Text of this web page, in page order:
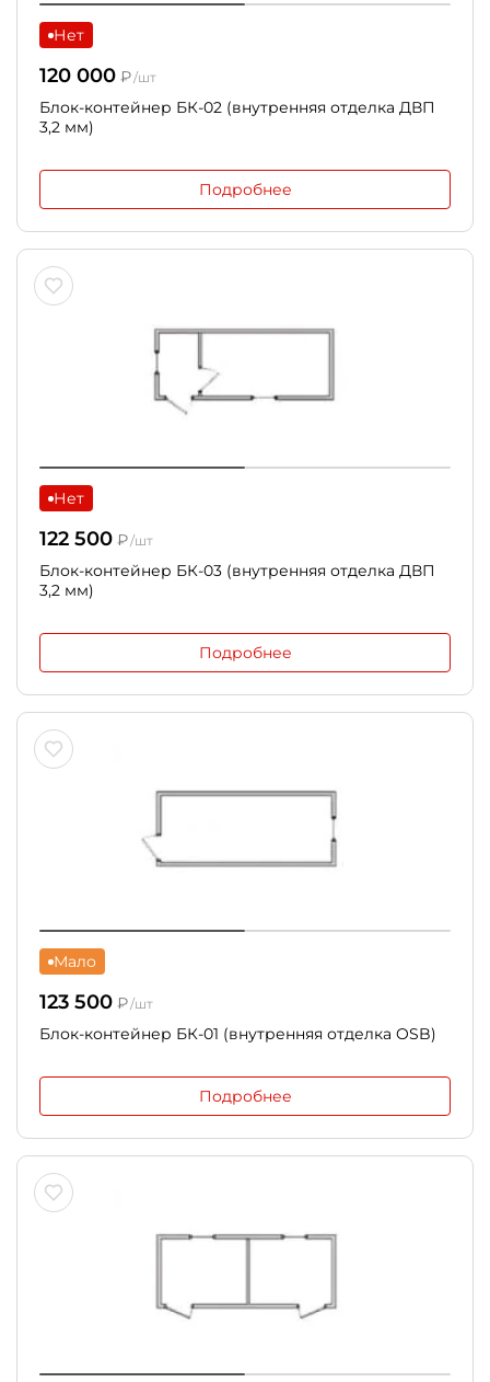
Нет
120 000 ₽/шт
Блок-контейнер БК-02 (внутренняя отделка ДВП
3,2 мм)
Подробнее
Нет
122 500 ₽/шт
Блок-контейнер БК-03 (внутренняя отделка ДВП
3,2 мм)
Подробнее
Мало
123 500 ₽/шт
Блок-контейнер БК-01 (внутренняя отделка OSB)
Подробнее